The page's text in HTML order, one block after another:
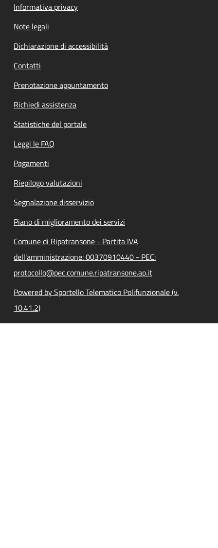
Informativa privacy
Note legali
Dichiarazione di accessibilità
Contatti
Prenotazione appuntamento
Richiedi assistenza
Statistiche del portale
Leggi le FAQ
Pagamenti
Riepilogo valutazioni
Segnalazione disservizio
Piano di miglioramento dei servizi
Comune di Ripatransone - Partita IVA
dell'amministrazione: 00370910440 - PEC:
protocollo@pec.comune.ripatransone.ap.it
Powered by Sportello Telematico Polifunzionale (v.
10.41.2)